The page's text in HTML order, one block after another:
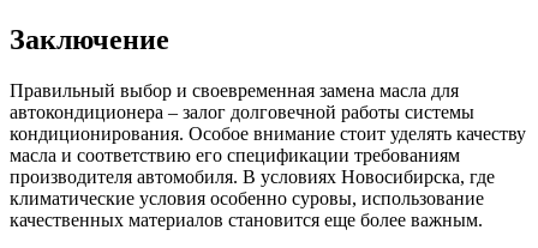
Заключение
Правильный выбор и своевременная замена масла для
автокондиционера – залог долговечной работы системы
кондиционирования. Особое внимание стоит уделять качеству
масла и соответствию его спецификации требованиям
производителя автомобиля. В условиях Новосибирска, где
климатические условия особенно суровы, использование
качественных материалов становится еще более важным.